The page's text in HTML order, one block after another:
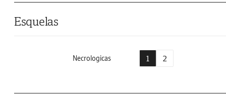
Esquelas
Necrologicas 1 2